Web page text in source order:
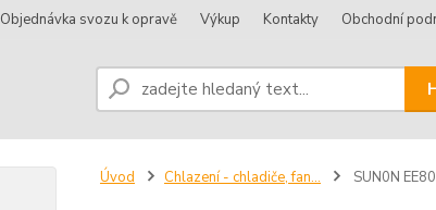
Objednávka svozu k opravě Výkup Kontakty Obchodní
Úvod Chlazení - chladiče, fan... SUN0N